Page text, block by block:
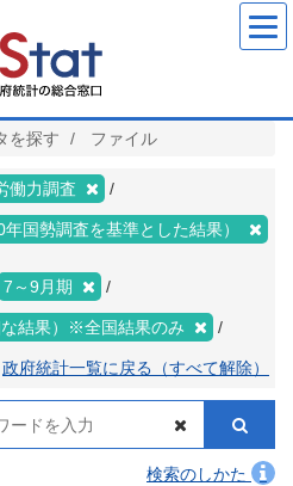
を探す ファイル
働力調査
国勢調査を基準とした結果）
7～9月期
結果）※全国結果のみ
政府統計一覧に戻る（すべて解除）
検索のしかた